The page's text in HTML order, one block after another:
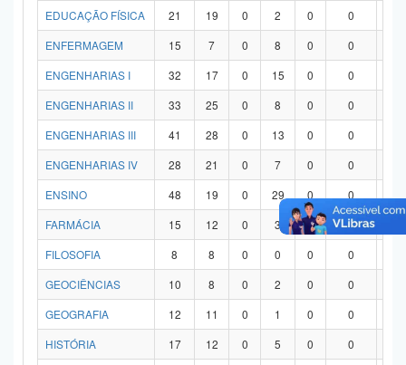
EDUCAÇÃO FÍSICA
21 19 0 2 0 0
ENFERMAGEM
15 7 0 8 0 0
ENGENHARIAS I
32 17 0 15 0 0
ENGENHARIAS II
33 25 0 8 0 0
ENGENHARIAS III
41 28 0 13 0 0
ENGENHARIAS IV
28 21 0 7 0 0
ENSINO
48 19 0 29 0 0
FARMÁCIA
15 12 0 3 0 0
FILOSOFIA
8 8 0 0 0 0
GEOCIÊNCIAS
10 8 0 2 0 0
GEOGRAFIA
12 11 0 1 0 0
HISTÓRIA
17 12 0 5 0 0